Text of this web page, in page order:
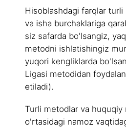
Hisoblashdagi farqlar turli
va isha burchaklariga
siz safarda bo'lsangiz,
metodni ishlatishingiz
yuqori kengliklarda
Ligasi metodidan
etiladi).
Turli metodlar va huquqiy
o'rtasidagi namoz